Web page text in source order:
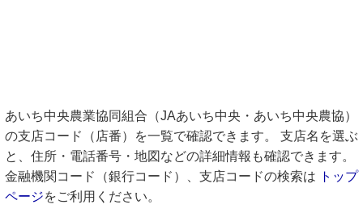
あいち中央農業協同組合（JAあいち中央・あいち中央農協）
の支店コード（店番）を一覧で確認できます。 支店名を選ぶ
と、住所・電話番号・地図などの詳細情報も確認できます。
金融機関コード（銀行コード）、支店コードの検索は
トップ
ページをご利用ください。